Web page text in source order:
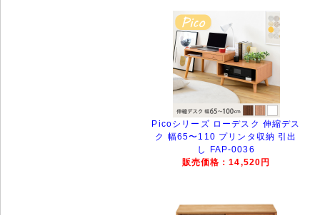
Picoシリーズ ローデスク 伸縮デス
ク 幅65〜110 プリンタ収納 引出
し FAP-0036
販売価格：14,520円